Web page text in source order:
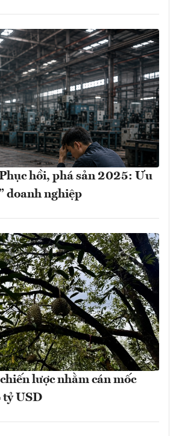
hồi, phá sản 2025: Ưu
doanh nghiệp
lược nhằm cán mốc
tỷ USD